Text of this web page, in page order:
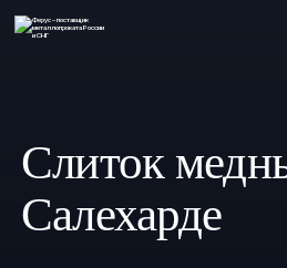
Слиток
Салехарде